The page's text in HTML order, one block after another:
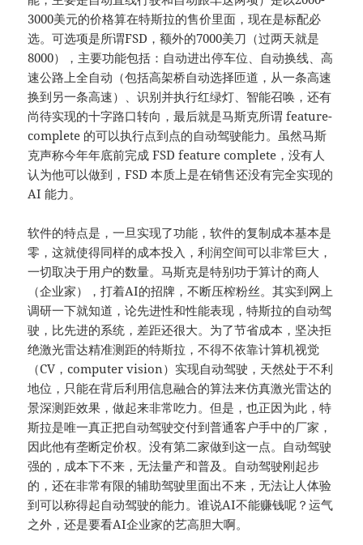
3000美元的价格算在特斯拉的售价里面，现在是标配必
选。可选项是所谓FSD，额外的7000美刀（过两天就是
8000），主要功能包括：自动进出停车位、自动换线、高
速公路上全自动（包括高架桥自动选择匝道，从一条高速
换到另一条高速）、识别并执行红绿灯、智能召唤，还有
尚待实现的十字路口转向，最后就是马斯克所谓 feature-
complete 的可以执行点到点的自动驾驶能力。虽然马斯
克声称今年年底前完成 FSD feature complete，没有人
认为他可以做到，FSD 本质上是在销售还没有完全实现的
AI 能力。
软件的特点是，一旦实现了功能，软件的复制成本基本是
零，这就使得同样的成本投入，利润空间可以非常巨大，
一切取决于用户的数量。马斯克是特别功于算计的商人
（企业家），打着AI的招牌，不断压榨粉丝。其实到网上
调研一下就知道，论先进性和性能表现，特斯拉的自动驾
驶，比先进的系统，差距还很大。为了节省成本，坚决拒
绝激光雷达精准测距的特斯拉，不得不依靠计算机视觉
（CV，computer vision）实现自动驾驶，天然处于不利
地位，只能在背后利用信息融合的算法来仿真激光雷达的
景深测距效果，做起来非常吃力。但是，也正因为此，特
斯拉是唯一真正把自动驾驶交付到普通客户手中的厂家，
因此他有垄断定价权。没有第二家做到这一点。自动驾驶
强的，成本下不来，无法量产和普及。自动驾驶刚起步
的，还在非常有限的辅助驾驶里面出不来，无法让人体验
到可以称得起自动驾驶的能力。谁说AI不能赚钱呢？运气
之外，还是要看AI企业家的艺高胆大啊。